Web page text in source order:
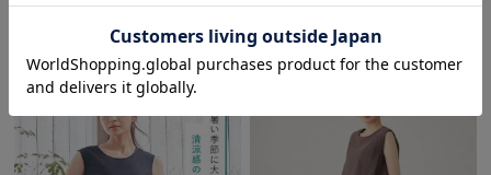
税込
お気に入り商品を確認する